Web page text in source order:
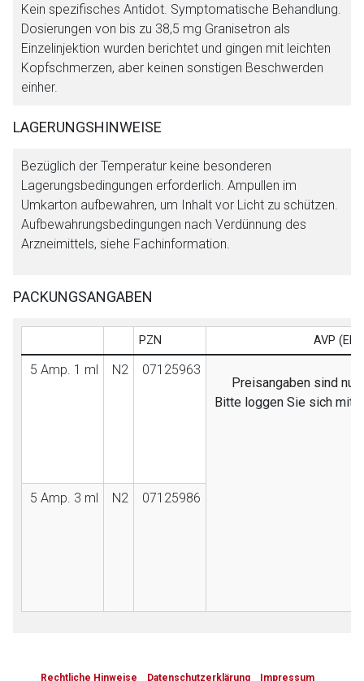
Kein spezifisches Antidot. Symptomatische Behandlung.
Dosierungen von bis zu 38,5 mg Granisetron als
Einzelinjektion wurden berichtet und gingen mit leichten
Kopfschmerzen, aber keinen sonstigen Beschwerden
einher.
LAGERUNGSHINWEISE
Bezüglich der Temperatur keine besonderen
Lagerungsbedingungen erforderlich. Ampullen im
Umkarton aufbewahren, um Inhalt vor Licht zu schützen.
Aufbewahrungsbedingungen nach Verdünnung des
Arzneimittels, siehe Fachinformation.
PACKUNGSANGABEN
PZN AVP
5 Amp. 1 ml N2
07125963
Preisangaben sind nur
Bitte loggen Sie sich mit
5 Amp. 3 ml N2 07125986
Rechtliche Hinweise Datenschutzerklärung Impressum